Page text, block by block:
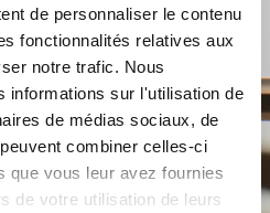
de personnaliser le contenu
fonctionnalités relatives aux
notre trafic. Nous
informations sur l'utilisation de
de médias sociaux, de
combiner celles-ci
que vous leur avez fournies
de votre utilisation de leurs